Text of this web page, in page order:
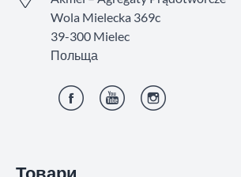
Товари
Wola Mielecka 369c
39-300 Mielec
Польща